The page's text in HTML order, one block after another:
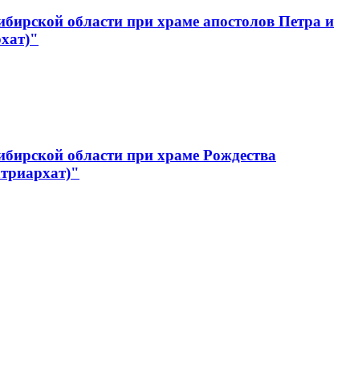
области при храме апостолов Петра и
области при храме Рождества